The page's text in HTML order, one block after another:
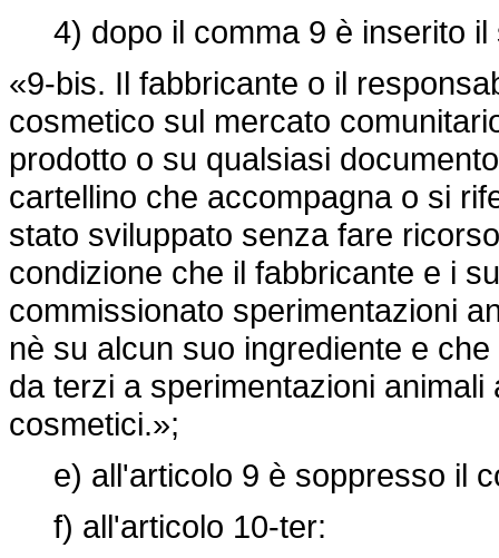
4) dopo il comma 9 è inserito il
«9-bis. Il fabbricante o il
cosmetico sul mercato
prodotto o su qualsiasi
cartellino che accompagna o si
stato sviluppato senza fare
condizione che il fabbricante e i
commissionato sperimentazioni
nè su alcun suo ingrediente e
da terzi a sperimentazioni
cosmetici.»;
e) all'articolo 9 è soppresso il
f) all'articolo 10-ter: